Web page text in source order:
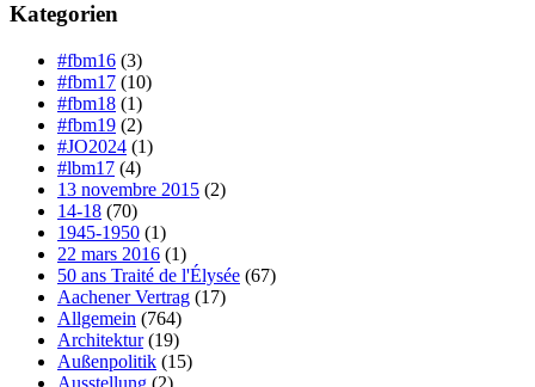
Kategorien
#fbm16 (3)
#fbm17 (10)
#fbm18 (1)
#fbm19 (2)
#JO2024 (1)
#lbm17 (4)
13 novembre 2015 (2)
14-18 (70)
1945-1950 (1)
22 mars 2016 (1)
50 ans Traité de l'Élysée (67)
Aachener Vertrag (17)
Allgemein (764)
Architektur(19)
Außenpolitik (15)
Ausstellung (2)